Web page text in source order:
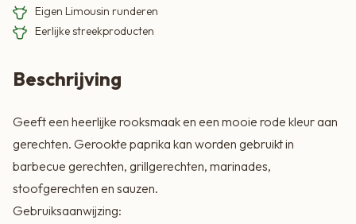
Eigen Limousin runderen
Eerlijke streekproducten
Beschrijving
Geeft een heerlijke rooksmaak en een mooie rode kleur aan
gerechten. Gerookte paprika kan worden gebruikt in
barbecue gerechten, grillgerechten, marinades,
stoofgerechten en sauzen.
Gebruiksaanwijzing: